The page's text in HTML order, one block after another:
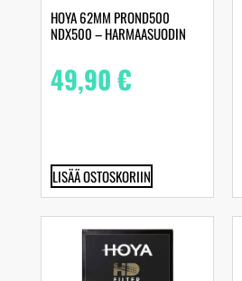
HOYA 62MM PROND500
NDX500 – HARMAASUODIN
49,90€
LISÄÄ OSTOSKORIIN